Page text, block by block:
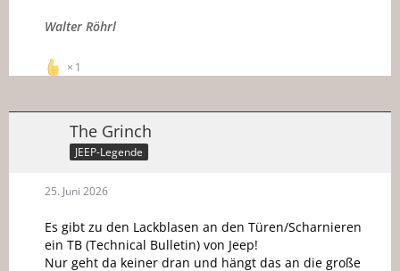
Walter Röhrl
1
The Grinch
JEEP-Legende
25. Juni 2026
Es gibt zu den Lackblasen an den Türen/Scharnieren
ein TB (Technical Bulletin) von Jeep!
Nur geht da keiner dran und hängt das an die große